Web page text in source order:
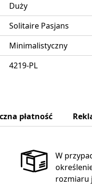
Duży
Solitaire Pasjans
Minimalistyczny
4219-PL
płatność
W
rozmiaru